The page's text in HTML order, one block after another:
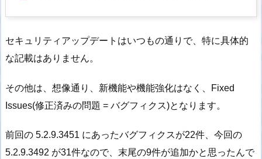
セキュリティアップデートはいつもの通りで、特に具体的
な記載はありません。
その他は、想像通り、新機能や機能強化はなく、Fixed
Issues(修正済みの問題 = バグフィクス)となります。
前回の 5.2.9.3451 にあったバグフィクスが22件、今回の
5.2.9.3492 が31件なので、末尾の9件が追加かと思ったんで